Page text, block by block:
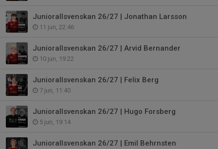
Juniorallsvenskan 26/27 | Jonathan Larsson
11 jun, 22:46
Juniorallsvenskan 26/27 | Arvid Bernander
10 jun, 19:22
Juniorallsvenskan 26/27 | Felix Berg
7 jun, 11:40
Juniorallsvenskan 26/27 | Hugo Forsberg
5 jun, 19:14
Juniorallsvenskan 26/27 | Emil Behrnsten